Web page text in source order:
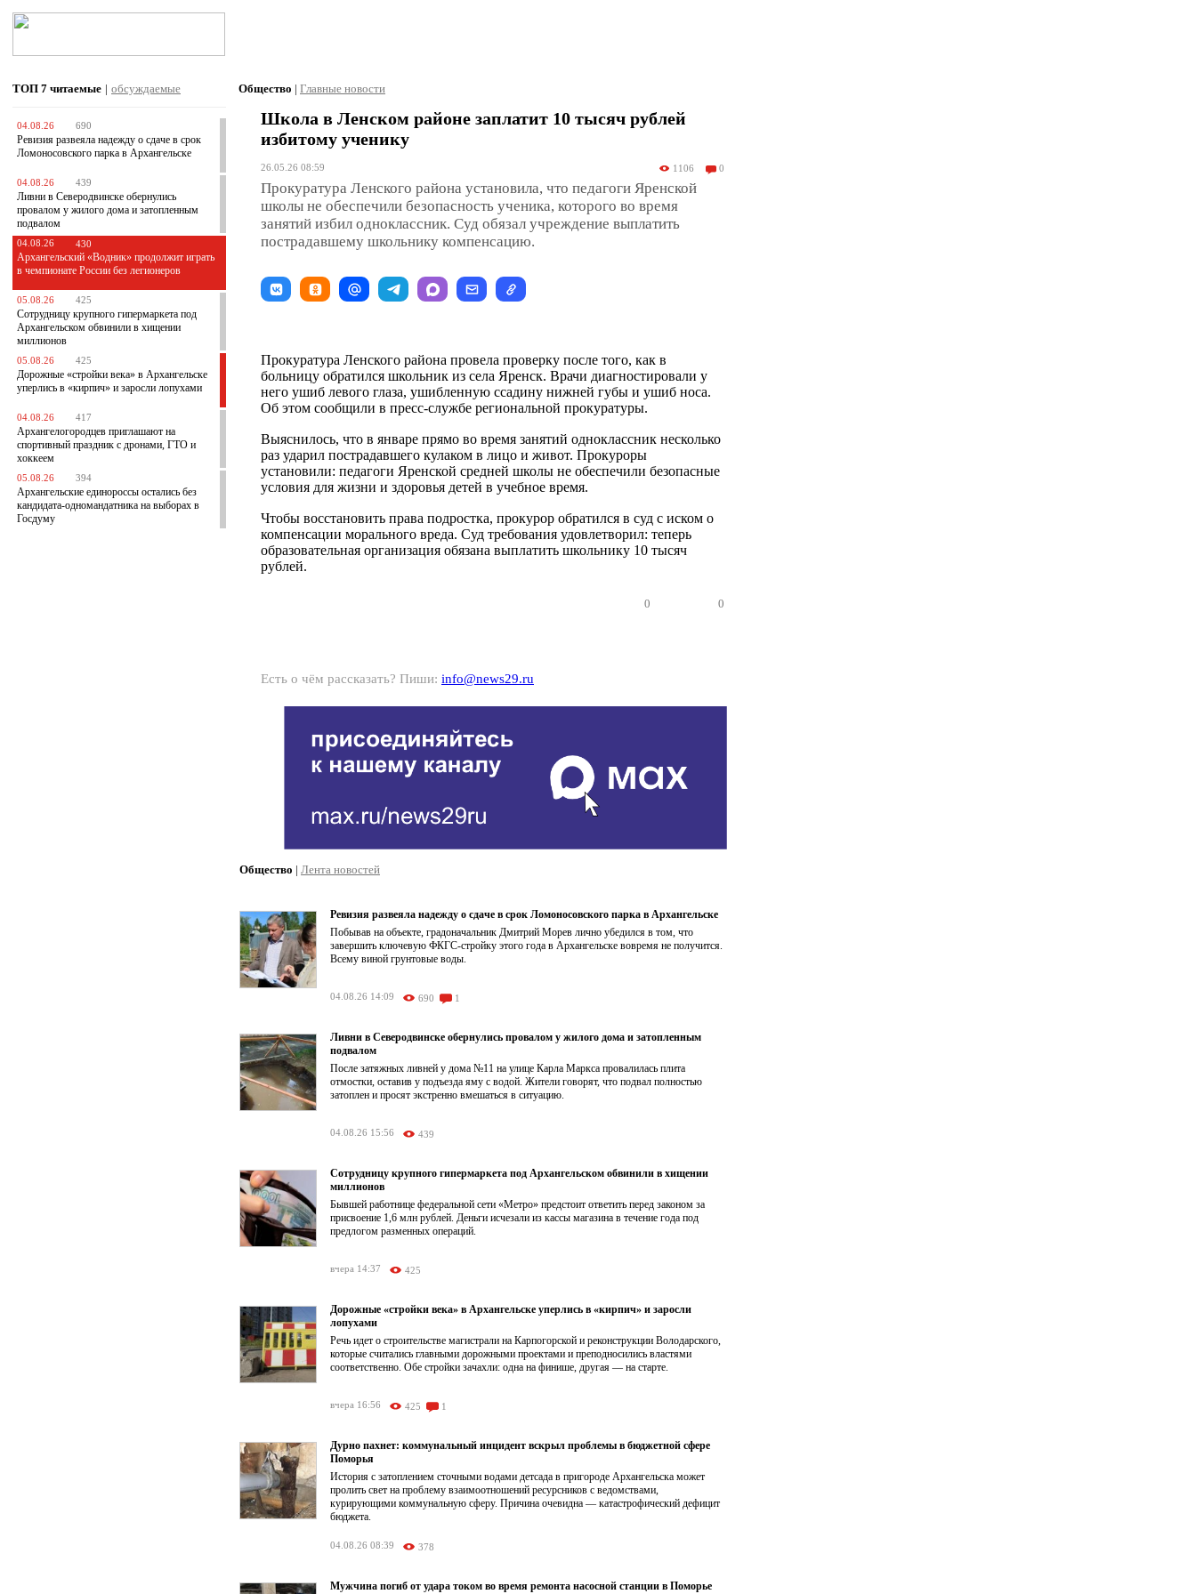
ТОП 7 читаемые | обсуждаемые
04.08.26 690
Ревизия развеяла надежду о сдаче в срок
Ломоносовского парка в Архангельске
04.08.26 439
Ливни в Северодвинске обернулись
провалом у жилого дома и затопленным
подвалом
04.08.26 430
Архангельский «Водник» продолжит играть
в чемпионате России без легионеров
05.08.26 425
Сотрудницу крупного гипермаркета под
Архангельском обвинили в хищении
миллионов
05.08.26 425
Дорожные «стройки века» в Архангельске
уперлись в «кирпич» и заросли лопухами
04.08.26 417
Архангелогородцев приглашают на
спортивный праздник с дронами, ГТО и
хоккеем
05.08.26 394
Архангельские единороссы остались без
кандидата-одномандатника на выборах в
Госдуму
Общество | Главные новости
Школа в Ленском районе заплатит 10 тысяч рублей
избитому ученику
26.05.26 08:59 1106 0
Прокуратура Ленского района установила, что педагоги Яренской
школы не обеспечили безопасность ученика, которого во время
занятий избил одноклассник. Суд обязал учреждение выплатить
пострадавшему школьнику компенсацию.
Прокуратура Ленского района провела проверку после того, как в
больницу обратился школьник из села Яренск. Врачи диагностировали у
него ушиб левого глаза, ушибленную ссадину нижней губы и ушиб носа.
Об этом сообщили в пресс-службе региональной прокуратуры.
Выяснилось, что в январе прямо во время занятий одноклассник несколько
раз ударил пострадавшего кулаком в лицо и живот. Прокуроры
установили: педагоги Яренской средней школы не обеспечили безопасные
условия для жизни и здоровья детей в учебное время.
Чтобы восстановить права подростка, прокурор обратился в суд с иском о
компенсации морального вреда. Суд требования удовлетворил: теперь
образовательная организация обязана выплатить школьнику 10 тысяч
рублей.
0 0
Есть о чём рассказать? Пиши: info@news29.ru
Общество | Лента новостей
Ревизия развеяла надежду о сдаче в срок Ломоносовского парка в Архангельске
Побывав на объекте, градоначальник Дмитрий Морев лично убедился в том, что
завершить ключевую ФКГС-стройку этого года в Архангельске вовремя не получится.
Всему виной грунтовые воды.
04.08.26 14:09 690 1
Ливни в Северодвинске обернулись провалом у жилого дома и затопленным
подвалом
После затяжных ливней у дома №11 на улице Карла Маркса провалилась плита
отмостки, оставив у подъезда яму с водой. Жители говорят, что подвал полностью
затоплен и просят экстренно вмешаться в ситуацию.
04.08.26 15:56 439
Сотрудницу крупного гипермаркета под Архангельском обвинили в хищении
миллионов
Бывшей работнице федеральной сети «Метро» предстоит ответить перед законом за
присвоение 1,6 млн рублей. Деньги исчезали из кассы магазина в течение года под
предлогом разменных операций.
вчера 14:37 425
Дорожные «стройки века» в Архангельске уперлись в «кирпич» и заросли
лопухами
Речь идет о строительстве магистрали на Карпогорской и реконструкции Володарского,
которые считались главными дорожными проектами и преподносились властями
соответственно. Обе стройки зачахли: одна на финише, другая — на старте.
вчера 16:56 425 1
Дурно пахнет: коммунальный инцидент вскрыл проблемы в бюджетной сфере
Поморья
История с затоплением сточными водами детсада в пригороде Архангельска может
пролить свет на проблему взаимоотношений ресурсников с ведомствами,
курирующими коммунальную сферу. Причина очевидна — катастрофический дефицит
бюджета.
04.08.26 08:39 378
Мужчина погиб от удара током во время ремонта насосной станции в Поморье